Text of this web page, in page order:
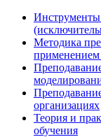
Инструменты
Методика
организациях
Теория и
обучения